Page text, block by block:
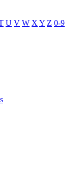
U V W X Y Z 0-9